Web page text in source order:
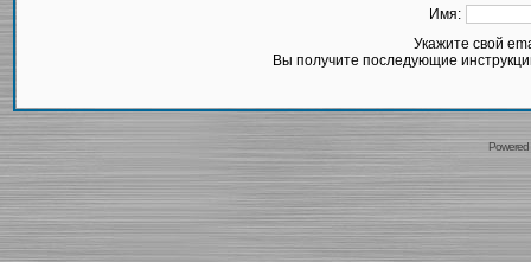
Имя:
Укажите свой
Вы получите последующие